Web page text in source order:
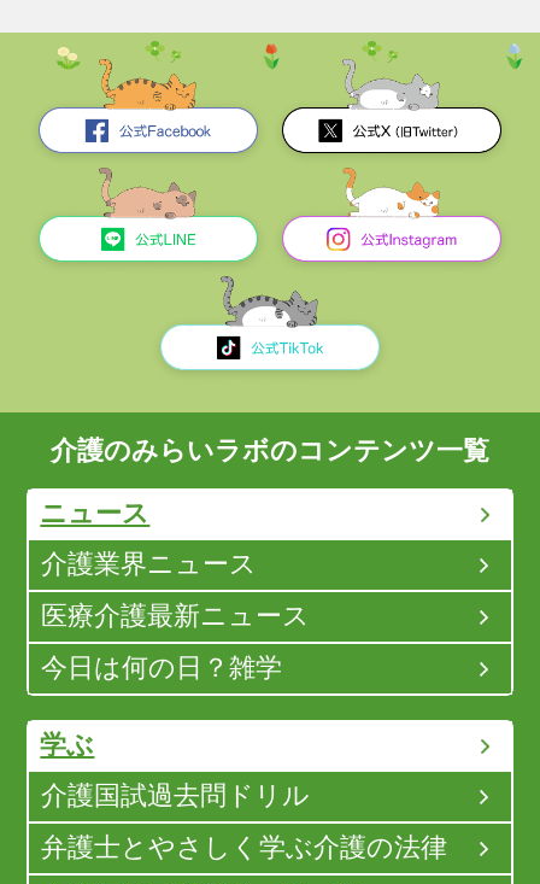
介護のみらいラボのコンテンツ一覧
ニュース
介護業界ニュース
医療介護最新ニュース
今日は何の日？雑学
学ぶ
介護国試過去問ドリル
弁護士とやさしく学ぶ介護の法律